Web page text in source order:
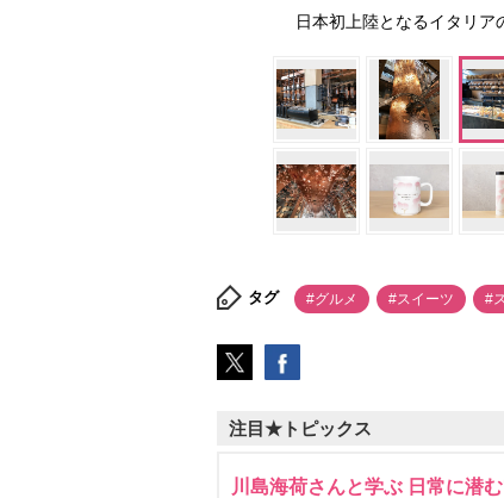
日本初上陸となるイタリア
タグ #グルメ #スイーツ #
注目★トピックス
川島海荷さんと学ぶ 日常に潜